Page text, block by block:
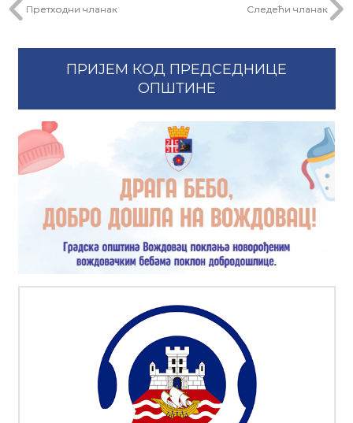
Претходни чланак Следећи чланак
ПРИЈЕМ КОД ПРЕДСЕДНИЦЕ
ОПШТИНЕ